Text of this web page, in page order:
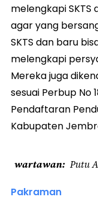
melengkapi SKTS
agar yang
SKTS dan baru
melengkapi
Mereka juga
sesuai Perbup No
Pendaftaran
Kabupaten
wartawan Putu
Pakraman